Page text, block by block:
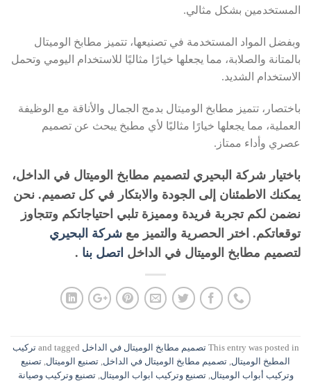
المستخدمين بشكل مثالي.
وبفضل المواد المستخدمة في تصنيعها، تتميز مطابخ الوميتال
بالمتانة والصلابة، مما يجعلها خيارًا مثاليًا للاستخدام اليومي وتحمل
الاستخدام الشديد.
باختصار، تتميز مطابخ الوميتال بدمج الجمال والأناقة مع الوظيفة
العملية، مما يجعلها خيارًا مثاليًا لأي مطبخ يبحث عن تصميم
عصري وأداء ممتاز.
باختيار شركة البحيري لتصميم مطابخ الوميتال في الداخل،
يمكنك الاطمئنان إلى الجودة والابتكار في كل تصميم. نحن
نضمن لكم تجربة فريدة ومميزة تلبي احتياجاتكم وتتجاوز
توقعاتكم. اختر الحصرية والتميز مع شركة البحيري
لتصميم مطابخ الوميتال في الداخل اتصل بنا .
This entry was posted in تصميم مطابخ الوميتال في الداخل
تركيب
المطبخ الوميتال, تصميم مطابخ الوميتال في الداخل, تصنيع الوميتال, تصنيع
وتركيب أبواب الوميتال,تصنيع وتركيب ابواب الوميتال,تصنيع وتركيب وصيانة